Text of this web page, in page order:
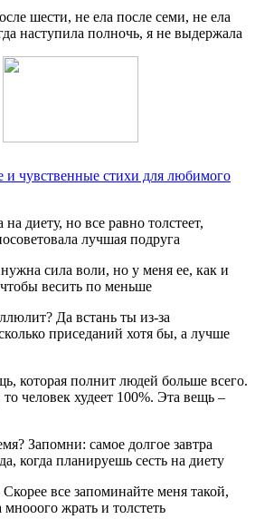
шести, не ела после семи, не ела
наступила полночь, я не выдержала
чувственные стихи для любимого
диету, но все равно толстеет,
лучшая подруга
сила воли, но у меня ее, как и
весить по меньше
Да встань ты из-за
приседаний хотя бы, а лучше
которая полнит людей больше всего.
то человек худеет 100%. Эта вещь –
Запомни: самое долгое завтра
когда планируешь сесть на диету
все запоминайте меня такой,
мнооого жрать и толстеть